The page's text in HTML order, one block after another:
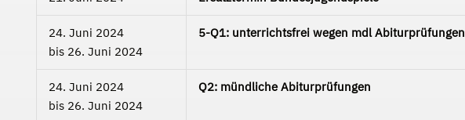
24. Juni 2024
bis 26. Juni 2024
5-Q1: unterrichtsfrei wegen mdl Abiturprüfungen
24. Juni 2024
bis 26. Juni 2024
Q2: mündliche Abiturprüfungen